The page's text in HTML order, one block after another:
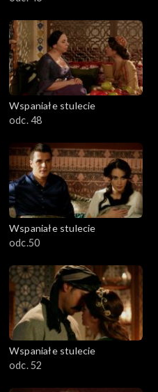
Wspaniałe stulecie
odc. 48
Wspaniałe stulecie
odc.50
Wspaniałe stulecie
odc. 52